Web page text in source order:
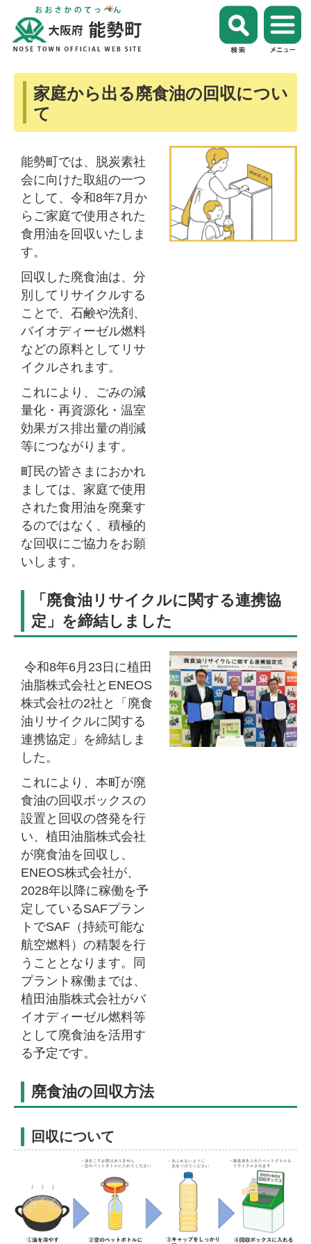
家庭から出る廃食油の回収につい
て
能勢町では、脱炭素社
会に向けた取組の一つ
として、令和8年7月か
らご家庭で使用された
食用油を回収いたしま
す。
回収した廃食油は、分
別してリサイクルする
ことで、石鹸や洗剤、
バイオディーゼル燃料
などの原料としてリサ
イクルされます。
これにより、ごみの減
量化・再資源化・温室
効果ガス排出量の削減
等につながります。
町民の皆さまにおかれ
ましては、家庭で使用
された食用油を廃棄す
るのではなく、積極的
な回収にご協力をお願
いします。
「廃食油リサイクルに関する連携協
定」を締結しました
令和8年6月23日に植田
油脂株式会社とENEOS
株式会社の2社と「廃食
油リサイクルに関する
連携協定」を締結しま
した。
これにより、本町が廃
食油の回収ボックスの
設置と回収の啓発を行
い、植田油脂株式会社
が廃食油を回収し、
ENEOS株式会社が、
2028年以降に稼働を予
定しているSAFプラン
トでSAF（持続可能な
航空燃料）の精製を行
うこととなります。同
プラント稼働までは、
植田油脂株式会社がバ
イオディーゼル燃料等
として廃食油を活用す
る予定です。
廃食油の回収方法
回収について